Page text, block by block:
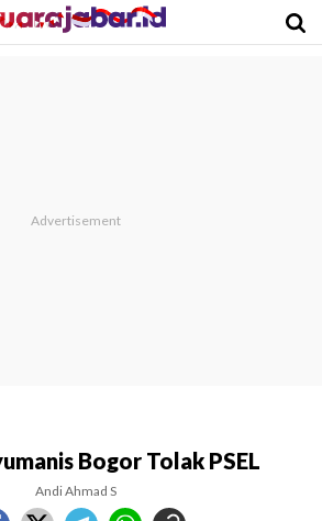
Bogor Tolak PSEL
Andi Ahmad S